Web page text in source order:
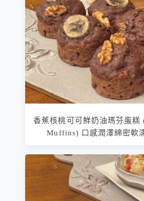
香蕉核桃可可鮮奶油瑪芬蛋糕
Muffins) 口感潤澤綿密軟